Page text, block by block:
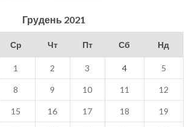
Грудень 2021
Ср Чт Пт Сб Нд
1 2 3 4 5
8 9 10 11 12
15 16 17 18 19